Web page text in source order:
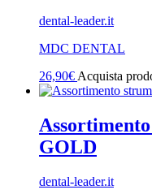
dental-leader.it
MDC DENTAL
26,90€ Acquista
GOLD
dental-leader.it